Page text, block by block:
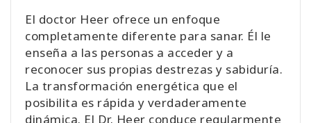
El doctor Heer ofrece un enfoque
completamente diferente para sanar. Él le
enseña a las personas a acceder y a
reconocer sus propias destrezas y sabiduría.
La transformación energética que el
posibilita es rápida y verdaderamente
dinámica. El Dr. Heer conduce regularmente